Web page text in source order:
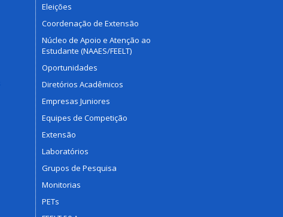
Eleições
Coordenação de Extensão
Núcleo de Apoio e Atenção ao
Estudante (NAAES/FEELT)
Oportunidades
Diretórios Acadêmicos
Empresas Juniores
Equipes de Competição
Extensão
Laboratórios
Grupos de Pesquisa
Monitorias
PETs